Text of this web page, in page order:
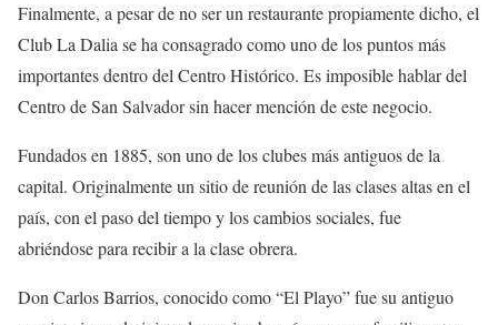
Finalmente, a pesar de no ser un restaurante propiamente dicho, el
Club La Dalia se ha consagrado como uno de los puntos más
importantes dentro del Centro Histórico. Es imposible hablar del
Centro de San Salvador sin hacer mención de este negocio.
Fundados en 1885, son uno de los clubes más antiguos de la
capital. Originalmente un sitio de reunión de las clases altas en el
país, con el paso del tiempo y los cambios sociales, fue
abriéndose para recibir a la clase obrera.
Don Carlos Barrios, conocido como “El Playo” fue su antiguo